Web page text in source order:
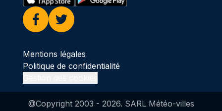
Facebook
Twitter
Mentions légales
Politique de confidentialité
@Copyright 2003 - 2026. SARL Météo-villes